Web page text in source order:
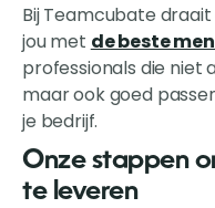
Bij Teamcubate
jou met de beste
professionals die niet
maar ook goed
je bedrijf.
Onze stappen
te leveren